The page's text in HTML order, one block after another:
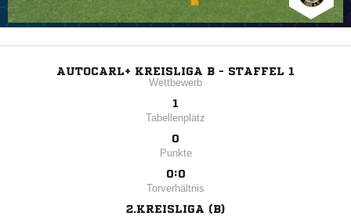
AUTOCARL+ KREISLIGA B - STAFFEL 1
Wettbewerb
1
Tabellenplatz
0
Punkte
0:0
Torverhältnis
2.KREISLIGA (B)